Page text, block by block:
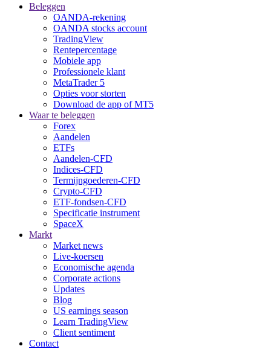
Beleggen
OANDA-rekening
OANDA stocks account
TradingView
Rentepercentage
Mobiele app
Professionele klant
MetaTrader 5
Opties voor storten
Download de app of MT5
Waar te beleggen
Forex
Aandelen
ETFs
Aandelen-CFD
Indices-CFD
Termijngoederen-CFD
Crypto-CFD
ETF-fondsen-CFD
Specificatie instrument
SpaceX
Markt
Market news
Live-koersen
Economische agenda
Corporate actions
Updates
Blog
US earnings season
Learn TradingView
Client sentiment
Contact